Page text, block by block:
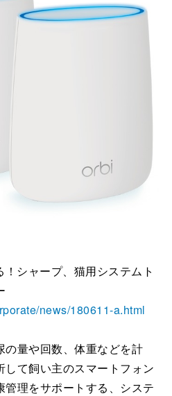
シャープ、猫用システムト
news/180611-a.html
量や回数、体重などを計
て飼い主のスマートフォン
理をサポートする、システ